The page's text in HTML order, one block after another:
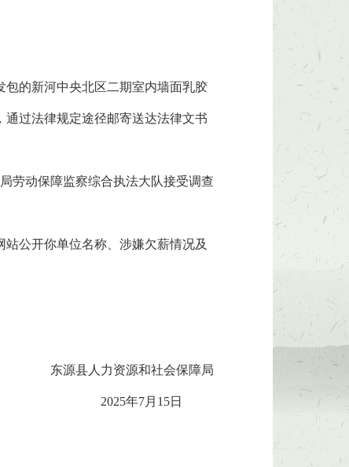
的新河中央北区二期室内墙面乳胶
过法律规定途径邮寄送达法律文书
劳动保障监察综合执法大队接受调查
公开你单位名称、涉嫌欠薪情况及
东源县人力资源和社会保障局
2025年7月15日